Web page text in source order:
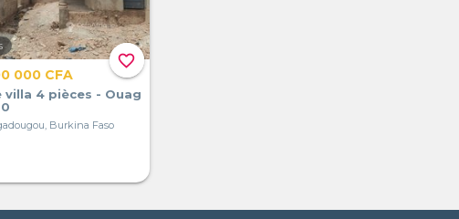
favorite_border
000 CFA
villa 4 pièces - Ouag
Burkina Faso